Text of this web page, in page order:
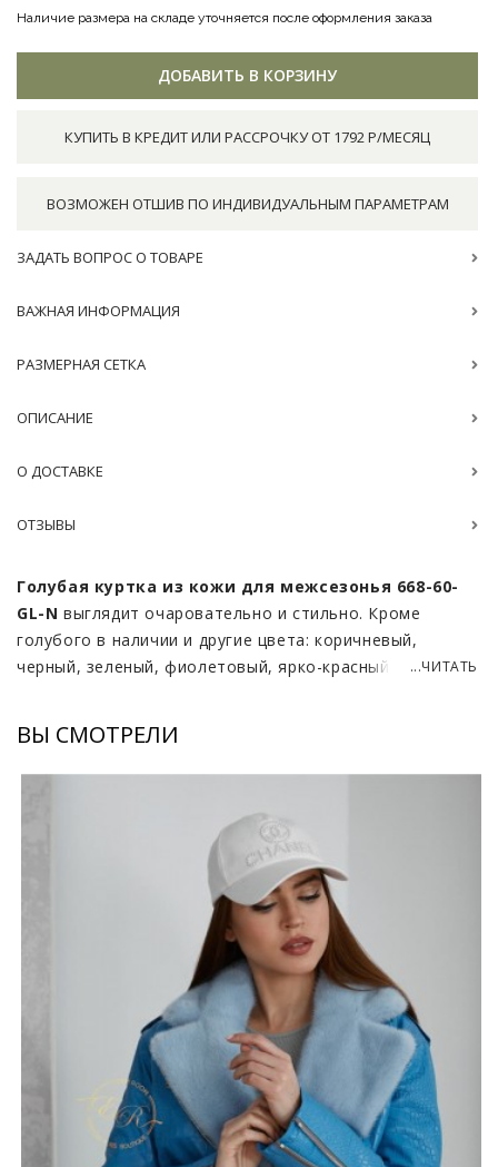
Наличие размера на складе уточняется после оформления заказа
ДОБАВИТЬ В КОРЗИНУ
КУПИТЬ В КРЕДИТ ИЛИ РАССРОЧКУ ОТ 1792 Р/МЕСЯЦ
ВОЗМОЖЕН ОТШИВ ПО ИНДИВИДУАЛЬНЫМ ПАРАМЕТРАМ
ЗАДАТЬ ВОПРОС О ТОВАРЕ
ВАЖНАЯ ИНФОРМАЦИЯ
РАЗМЕРНАЯ СЕТКА
ОПИСАНИЕ
О ДОСТАВКЕ
ОТЗЫВЫ
Голубая куртка из кожи для межсезонья 668-60-
GL-N выглядит очаровательно и стильно. Кроме
голубого в наличии и другие цвета: коричневый,
черный, зеленый, фиолетовый, ярко-красный и др.
благодаря своей особой структуре очень тонкий, но
теплый, не даст замерзнуть даже в холодный осенний
Женская демисезонная кожаная куртка хорошо
впишется в разный по стилю гардероб. Укороченный
покрой (длина 60-65 см) особенно актуален в
межсезонье. По бокам два прорезных кармана на
молнии. Декоративные застежки на рукавах и пояс на
талии добавляют модели игривости и молодежного
*описание несет информационный характер, состав и
правила ухода могут быть изменены производителем
...ЧИТАТЬ
ВЫ СМОТРЕЛИ